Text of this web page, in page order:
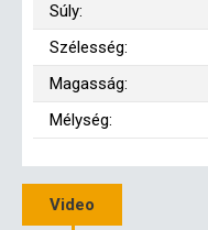
Súly:
Szélesség:
Magasság:
Mélység:
Video